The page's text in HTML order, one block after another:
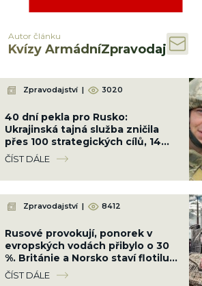
Autor článku
Kvízy ArmádníZpravodaj
Zpravodajství | 3020
40 dní pekla pro Rusko:
Ukrajinská tajná služba zničila
přes 100 strategických cílů, 14
rafinerií a vyřadila 5 000
okupantů
ČÍST DÁLE
Zpravodajství | 8412
Rusové provokují, ponorek v
evropských vodách přibylo o 30
%. Británie a Norsko staví flotilu
13 fregat, která je bude lovit
ČÍST DÁLE